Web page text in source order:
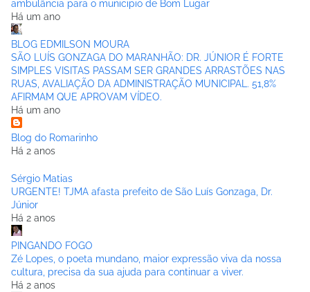
ambulância para o municipio de Bom Lugar
Há um ano
BLOG EDMILSON MOURA
SÃO LUÍS GONZAGA DO MARANHÃO: DR. JÚNIOR É FORTE
SIMPLES VISITAS PASSAM SER GRANDES ARRASTÕES NAS
RUAS, AVALIAÇÃO DA ADMINISTRAÇÃO MUNICIPAL. 51,8%
AFIRMAM QUE APROVAM VÍDEO.
Há um ano
Blog do Romarinho
Há 2 anos
Sérgio Matias
URGENTE! TJMA afasta prefeito de São Luís Gonzaga, Dr.
Júnior
Há 2 anos
PINGANDO FOGO
Zé Lopes, o poeta mundano, maior expressão viva da nossa
cultura, precisa da sua ajuda para continuar a viver.
Há 2 anos